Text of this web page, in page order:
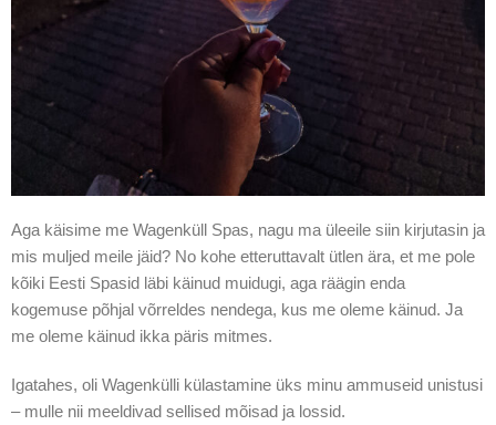
Aga käisime me Wagenküll Spas, nagu ma üleeile siin kirjutasin ja
mis muljed meile jäid? No kohe etteruttavalt ütlen ära, et me pole
kõiki Eesti Spasid läbi käinud muidugi, aga räägin enda
kogemuse põhjal võrreldes nendega, kus me oleme käinud. Ja
me oleme käinud ikka päris mitmes.
Igatahes, oli Wagenkülli külastamine üks minu ammuseid unistusi
– mulle nii meeldivad sellised mõisad ja lossid.